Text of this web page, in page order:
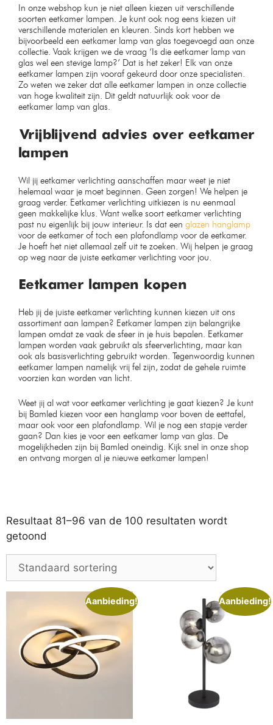
In onze webshop kun je niet alleen kiezen uit verschillende
soorten eetkamer lampen. Je kunt ook nog eens kiezen uit
verschillende materialen en kleuren. Sinds kort hebben we
bijvoorbeeld een eetkamer lamp van glas toegevoegd aan onze
collectie. Vaak krijgen we de vraag ‘Is die eetkamer lamp van
glas wel een stevige lamp?’ Dat is het zeker! Elk van onze
eetkamer lampen zijn vooraf gekeurd door onze specialisten.
Zo weten we zeker dat alle eetkamer lampen in onze collectie
van hoge kwaliteit zijn. Dit geldt natuurlijk ook voor de
eetkamer lamp van glas.
Vrijblijvend advies over eetkamer
lampen
Wil jij eetkamer verlichting aanschaffen maar weet je niet
helemaal waar je moet beginnen. Geen zorgen! We helpen je
graag verder. Eetkamer verlichting uitkiezen is nu eenmaal
geen makkelijke klus. Want welke soort eetkamer verlichting
past nu eigenlijk bij jouw interieur. Is dat een glazen hanglamp
voor de eetkamer of toch een plafondlamp voor de eetkamer.
Je hoeft het niet allemaal zelf uit te zoeken. Wij helpen je graag
op weg naar de juiste eetkamer verlichting voor jou.
Eetkamer lampen kopen
Heb jij de juiste eetkamer verlichting kunnen kiezen uit ons
assortiment aan lampen? Eetkamer lampen zijn belangrijke
lampen omdat ze vaak de sfeer in je huis bepalen. Eetkamer
lampen worden vaak gebruikt als sfeerverlichting, maar kan
ook als basisverlichting gebruikt worden. Tegenwoordig kunnen
eetkamer lampen namelijk vrij fel zijn, zodat de gehele ruimte
voorzien kan worden van licht.
Weet jij al wat voor eetkamer verlichting je gaat kiezen? Je kunt
bij Bamled kiezen voor een hanglamp voor boven de eettafel,
maar ook voor een plafondlamp. Wil je nog een stapje verder
gaan? Dan kies je voor een eetkamer lamp van glas. De
mogelijkheden zijn bij Bamled oneindig. Kijk snel in onze shop
en ontvang morgen al je nieuwe eetkamer lampen!
Resultaat 81–96 van de 100 resultaten wordt
getoond
Aanbieding! Aanbieding!